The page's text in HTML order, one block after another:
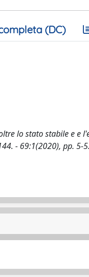
(DC)
lo stato stabile e e
- 69:1(2020), pp. 5-5.